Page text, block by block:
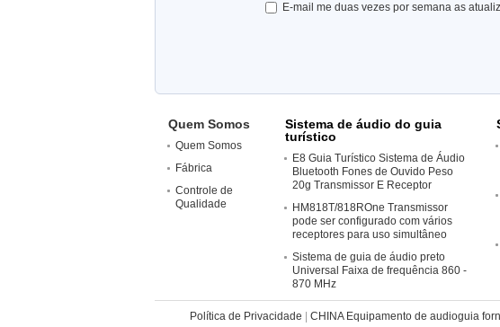
E-mail me duas vezes por semana as
Quem Somos
Quem Somos
Fábrica
Controle de
Qualidade
Sistema de áudio do guia
turístico
E8 Guia Turístico Sistema de Áudio
Bluetooth Fones de Ouvido Peso
20g Transmissor E Receptor
HM818T/818ROne Transmissor
pode ser configurado com vários
receptores para uso simultâneo
Sistema de guia de áudio preto
Universal Faixa de frequência 860 -
870 MHz
Política de Privacidade CHINA Equipamento de audioguia